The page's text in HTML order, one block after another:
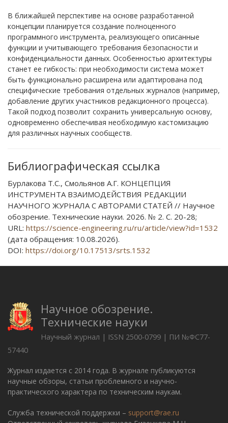
В ближайшей перспективе на основе разработанной
концепции планируется создание полноценного
программного инструмента, реализующего описанные
функции и учитывающего требования безопасности и
конфиденциальности данных. Особенностью архитектуры
станет ее гибкость: при необходимости система может
быть функционально расширена или адаптирована под
специфические требования отдельных журналов (например,
добавление других участников редакционного процесса).
Такой подход позволит сохранить универсальную основу,
одновременно обеспечивая необходимую кастомизацию
для различных научных сообществ.
Библиографическая ссылка
Бурлакова Т.С., Смольянов А.Г. КОНЦЕПЦИЯ
ИНСТРУМЕНТА ВЗАИМОДЕЙСТВИЯ РЕДАКЦИИ
НАУЧНОГО ЖУРНАЛА С АВТОРАМИ СТАТЕЙ // Научное
обозрение. Технические науки. 2026. № 2. С. 20-28;
URL: https://science-engineering.ru/ru/article/view?id=1532
(дата обращения: 10.08.2026).
DOI: https://doi.org/10.17513/srts.1532
Научное обозрение.
Технические науки
Научный журнал | ISSN 2500-0799 | ПИ №ФС77-
57440
Журнал издается с 2014 года. В журнале публикуются
научные обзоры, статьи проблемного и научно-
практического характера по техническим наукам.
Служба технической поддержки – support@rae.ru